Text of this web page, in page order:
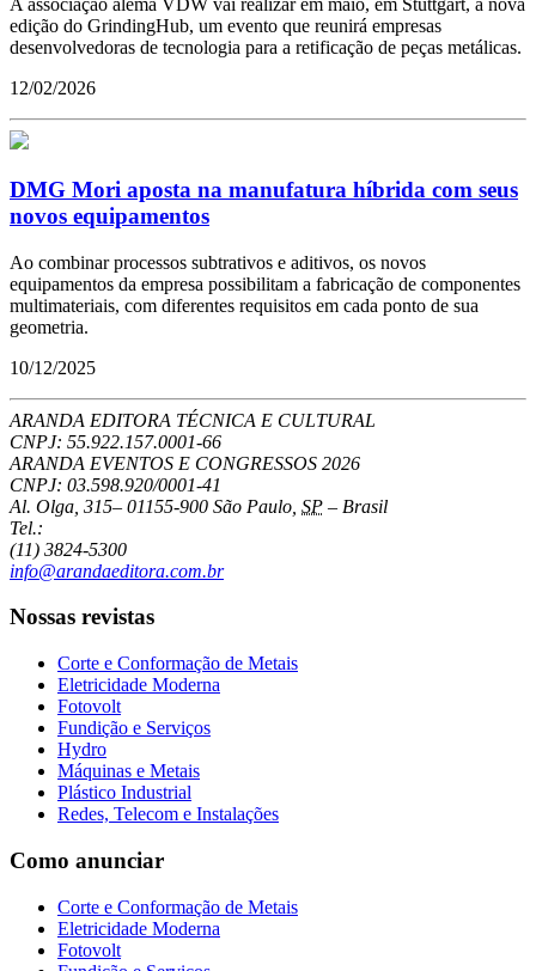
A associação alemã VDW vai realizar em maio, em Stuttgart, a nova
edição do GrindingHub, um evento que reunirá empresas
desenvolvedoras de tecnologia para a retificação de peças metálicas.
12/02/2026
DMG Mori aposta na manufatura híbrida com seus
novos equipamentos
Ao combinar processos subtrativos e aditivos, os novos
equipamentos da empresa possibilitam a fabricação de componentes
multimateriais, com diferentes requisitos em cada ponto de sua
geometria.
10/12/2025
ARANDA EDITORA TÉCNICA E CULTURAL
CNPJ: 55.922.157.0001-66
ARANDA EVENTOS E CONGRESSOS 2026
CNPJ: 03.598.920/0001-41
Al. Olga, 315– 01155-900 São Paulo SP – Brasil
Tel.:
(11) 3824-5300
info@arandaeditora.com.br
Nossas revistas
Corte e Conformação de Metais
Eletricidade Moderna
Fotovolt
Fundição e Serviços
Hydro
Máquinas e Metais
Plástico Industrial
Redes, Telecom e Instalações
Como anunciar
Corte e Conformação de Metais
Eletricidade Moderna
Fotovolt